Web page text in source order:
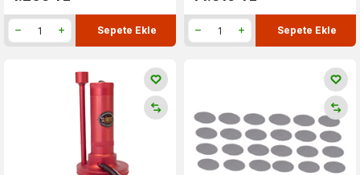
Sepete Ekle Sepete Ekle